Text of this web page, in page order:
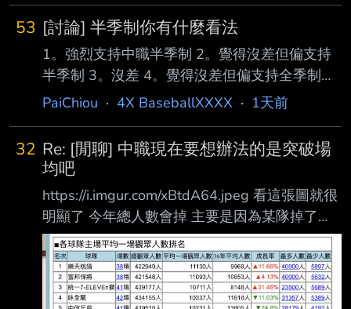
53 [討論] 半季制你有什麼看法
1。強烈支持中職半季制 2。覺得沒差但偏支持
半季制 3。沒差 4。覺得沒差但偏支持全季制
5。強烈支持中職全季制 我是4 你呢 --
PaiChiou · 4X BaseballXXXX · 1天前
32 Re: [閒聊] 中職現在要想辦法的是突破場
均吧
https://i.imgur.com/xBtdA64.jpeg 看這張圖就很
明顯了 今年總人數會掉 主要是因為某隊掉了
24.8%入場啊 等於少了四分之一觀眾 其他五隊
要補很困難啊 --